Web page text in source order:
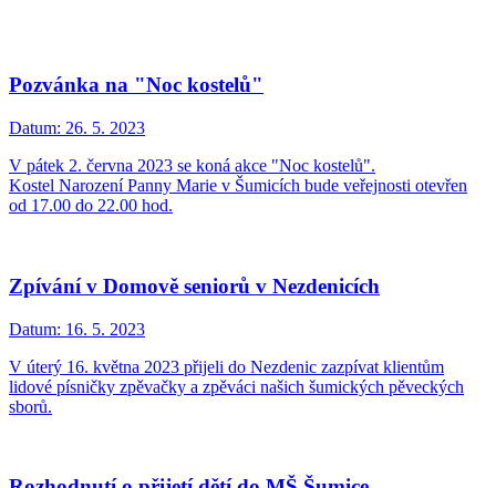
Pozvánka na "Noc kostelů"
Datum: 26. 5. 2023
V pátek 2. června 2023 se koná akce "Noc kostelů".
Kostel Narození Panny Marie v Šumicích bude veřejnosti otevřen
od 17.00 do 22.00 hod.
Zpívání v Domově seniorů v Nezdenicích
Datum: 16. 5. 2023
V úterý 16. května 2023 přijeli do Nezdenic zazpívat klientům
lidové písničky zpěvačky a zpěváci našich šumických pěveckých
sborů.